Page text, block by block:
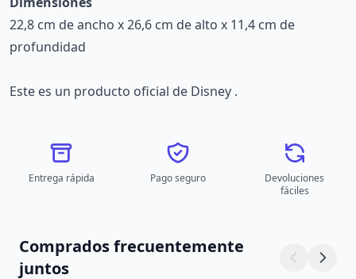
22,8 cm de ancho x 26,6 cm de alto x 11,4 cm de
profundidad
Este es un producto oficial de Disney .
Entrega rápida Pago seguro
Devoluciones
fáciles
Comprados frecuentemente
juntos